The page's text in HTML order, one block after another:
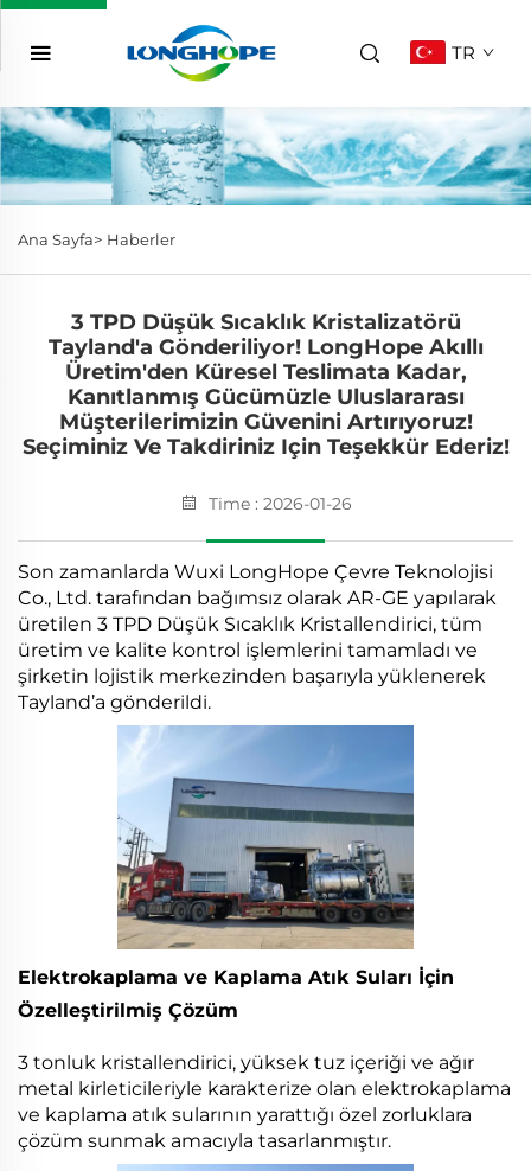
TR
Ana Sayfa> Haberler
3 TPD Düşük Sıcaklık Kristalizatörü
Tayland'a Gönderiliyor! LongHope Akıllı
Üretim'den Küresel Teslimata Kadar,
Kanıtlanmış Gücümüzle Uluslararası
Müşterilerimizin Güvenini Artırıyoruz!
Seçiminiz Ve Takdiriniz Için Teşekkür Ederiz!
Time : 2026-01-26
Son zamanlarda Wuxi LongHope Çevre Teknolojisi
Co., Ltd. tarafından bağımsız olarak AR-GE yapılarak
üretilen 3 TPD Düşük Sıcaklık Kristallendirici, tüm
üretim ve kalite kontrol işlemlerini tamamladı ve
şirketin lojistik merkezinden başarıyla yüklenerek
Tayland’a gönderildi.
Elektrokaplama ve Kaplama Atık Suları İçin
Özelleştirilmiş Çözüm
3 tonluk kristallendirici, yüksek tuz içeriği ve ağır
metal kirleticileriyle karakterize olan elektrokaplama
ve kaplama atık sularının yarattığı özel zorluklara
çözüm sunmak amacıyla tasarlanmıştır.